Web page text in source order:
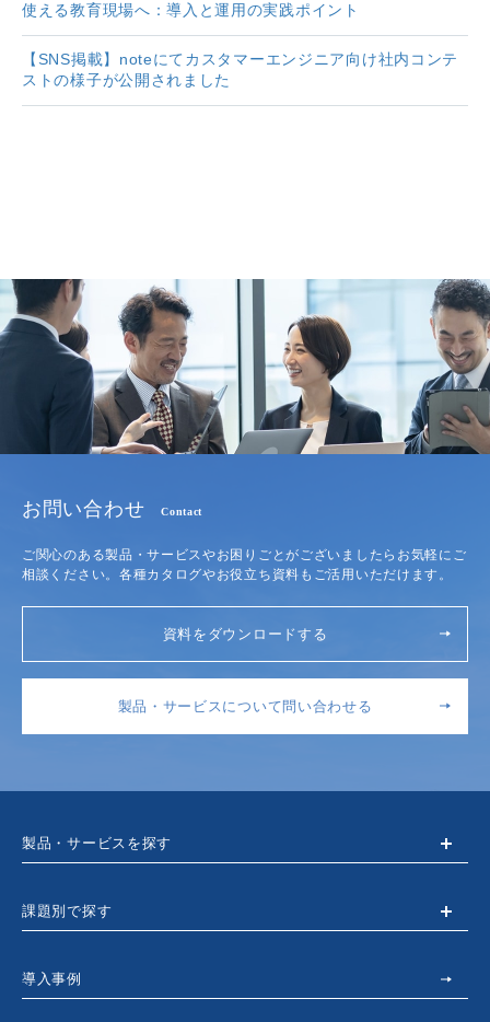
使える教育現場へ：導入と運用の実践ポイント
【SNS掲載】noteにてカスタマーエンジニア向け社内コンテ
ストの様子が公開されました
お問い合わせ Contact
ご関心のある製品・サービスやお困りごとがございましたらお気軽にご
相談ください。各種カタログやお役立ち資料もご活用いただけます。
資料をダウンロードする
製品・サービスについて問い合わせる
製品・サービスを探す
課題別で探す
導入事例